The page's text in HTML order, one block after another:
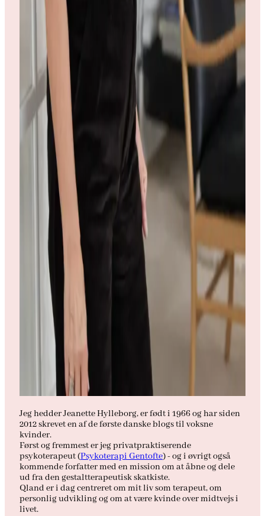
Jeg hedder Jeanette Hylleborg, er født i 1966 og har siden
2012 skrevet en af de første danske blogs til voksne
kvinder.
Først og fremmest er jeg privatpraktiserende
psykoterapeut (Psykoterapi Gentofte) - og i øvrigt også
kommende forfatter med en mission om at åbne og dele
ud fra den gestaltterapeutisk skatkiste.
Qland er i dag centreret om mit liv som terapeut, om
personlig udvikling og om at være kvinde over midtvejs i
livet.